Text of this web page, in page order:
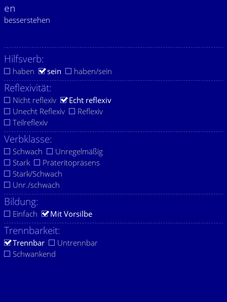
en
besserstehen
Hilfsverb:
haben sein haben/sein
Reflexivität:
Nicht reflexiv
Echt reflexiv
Unecht Reflexiv
Reflexiv
Teilreflexiv
Verbklasse:
Schwach
Unregelmäßig
Stark
Präteritopräsens
Stark/Schwach
Unr./schwach
Bildung:
Einfach Mit Vorsilbe
Trennbarkeit:
Trennbar
Untrennbar
Schwankend